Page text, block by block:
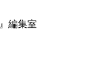
編集室